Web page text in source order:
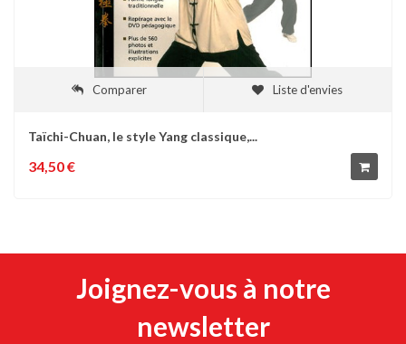
Comparer Liste d'envies
Taïchi-Chuan, le style Yang classique,...
34,50 €
Joignez-vous à notre
newsletter